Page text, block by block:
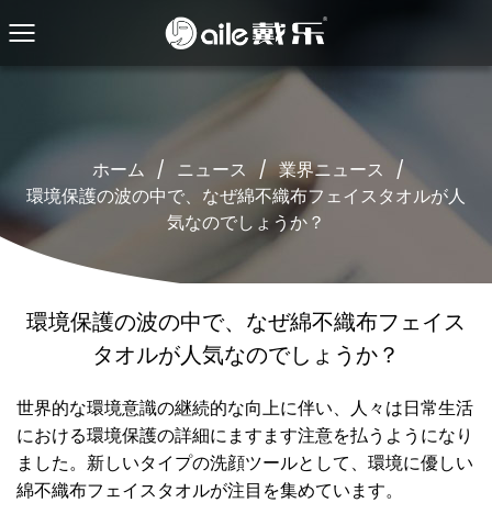
ホーム / ニュース / 業界ニュース /
環境保護の波の中で、なぜ綿不織布フェイスタオルが人
気なのでしょうか？
環境保護の波の中で、なぜ綿不織布フェイス
タオルが人気なのでしょうか？
世界的な環境意識の継続的な向上に伴い、人々は日常生活
における環境保護の詳細にますます注意を払うようになり
ました。新しいタイプの洗顔ツールとして、環境に優しい
綿不織布フェイスタオルが注目を集めています。